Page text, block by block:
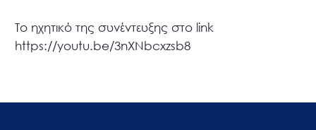
Το ηχητικό της συνέντευξης στο link
https://youtu.be/3nXNbcxzsb8